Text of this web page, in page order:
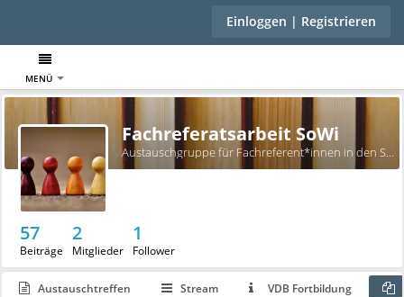
Einloggen | Registrieren
MENÜ
Fachreferatsarbeit SoWi
Austauschgruppe für Fachreferent*innen in den Sozialwissenschaften
57
Beiträge
2
Mitglieder
1
Follower
Austauschtreffen Stream VDB Fortbildung